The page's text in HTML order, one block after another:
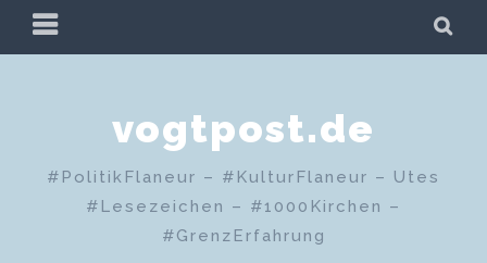
Zum
PRIMÄRES
MENÜ
vogtpost.de
#PolitikFlaneur – #KulturFlaneur – Utes
#Lesezeichen – #1000Kirchen –
#GrenzErfahrung